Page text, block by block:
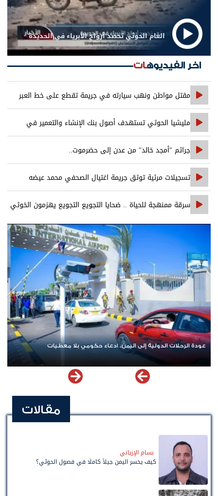
الغام الحوثي تحصد أرواح الأبرياء في الحديدة
اخر الفيديوهات
مقتل مواطن ونهب سيارته في جريمة تقطع على خط العبر
مليشيا الحوثي تستهدف أصول بنك الإنشاء والتعمير في
صنعاء
جرائم "أمجد خالد" من عدن إلى حضرموت..
تسجيلات مرئية توثق جريمة اغتيال الصحفي محمد عيضه
سرقة ممنهجة للحياة .. ضحايا التجويع التجويع يهزمون الخوثي
عودة الرحلات الدولية إلى اليمن.. ادعاء حكومي بلا معطيات
مقالات
بسام الإرياني
كيف يخسر اليمن جيلاً كاملًا في فصول الحوثي؟